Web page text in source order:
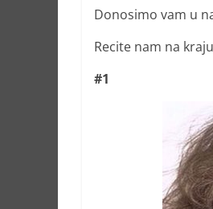
Donosimo vam u
Recite nam na
#1